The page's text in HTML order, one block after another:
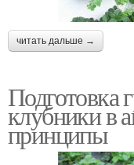
читать дальше →
Подготовка
клубники в
принципы